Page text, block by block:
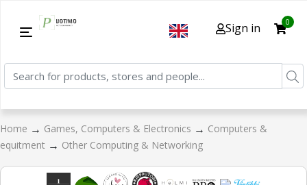
Sign in 0
Home → Games, Computers & Electronics → Computers &
equitment → Other Computing & Networking